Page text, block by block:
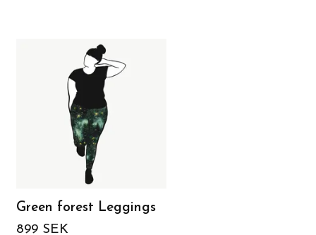
Green forest Leggings
899 SEK